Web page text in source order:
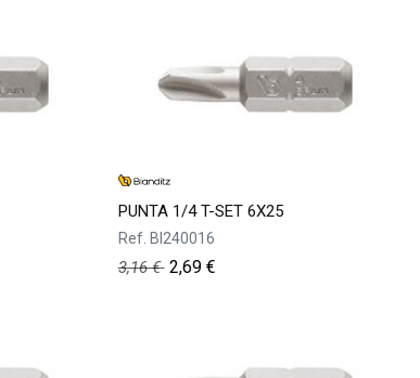
PUNTA 1/4 T-SET 6X25
Ref. BI240016
3,16€ 2,69€